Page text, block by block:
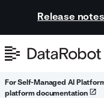
Release
For Self-Managed AI
platform documentation